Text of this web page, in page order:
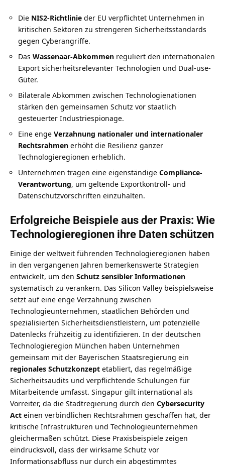
Die NIS2-Richtlinie der EU verpflichtet Unternehmen in
kritischen Sektoren zu strengeren Sicherheitsstandards
gegen Cyberangriffe.
Das Wassenaar-Abkommen reguliert den internationalen
Export sicherheitsrelevanter Technologien und Dual-use-
Güter.
Bilaterale Abkommen zwischen Technologienationen
stärken den gemeinsamen Schutz vor staatlich
gesteuerter Industriespionage.
Eine enge Verzahnung nationaler und internationaler
Rechtsrahmen erhöht die Resilienz ganzer
Technologieregionen erheblich.
Unternehmen tragen eine eigenständige Compliance-
Verantwortung, um geltende Exportkontroll- und
Datenschutzvorschriften einzuhalten.
Erfolgreiche Beispiele aus der Praxis: Wie
Technologieregionen ihre Daten schützen
Einige der weltweit führenden Technologieregionen haben
in den vergangenen Jahren bemerkenswerte Strategien
entwickelt, um den Schutz sensibler Informationen
systematisch zu verankern. Das Silicon Valley beispielsweise
setzt auf eine enge Verzahnung zwischen
Technologieunternehmen, staatlichen Behörden und
spezialisierten Sicherheitsdienstleistern, um potenzielle
Datenlecks frühzeitig zu identifizieren. In der deutschen
Technologieregion München haben Unternehmen
gemeinsam mit der Bayerischen Staatsregierung ein
regionales Schutzkonzept etabliert, das regelmäßige
Sicherheitsaudits und verpflichtende Schulungen für
Mitarbeitende umfasst. Singapur gilt international als
Vorreiter, da die Stadtregierung durch den Cybersecurity
Act einen verbindlichen Rechtsrahmen geschaffen hat, der
kritische Infrastrukturen und Technologieunternehmen
gleichermaßen schützt. Diese Praxisbeispiele zeigen
eindrucksvoll, dass der wirksame Schutz vor
Informationsabfluss nur durch ein abgestimmtes